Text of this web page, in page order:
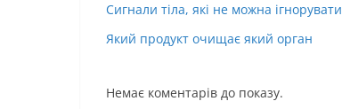
Сигнали тіла, які не можна ігнорувати
Який продукт очищає який орган
Немає коментарів до показу.